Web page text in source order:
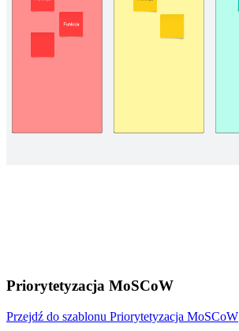
Priorytetyzacja MoSCoW
Przejdź do szablonu Priorytetyzacja MoSCoW